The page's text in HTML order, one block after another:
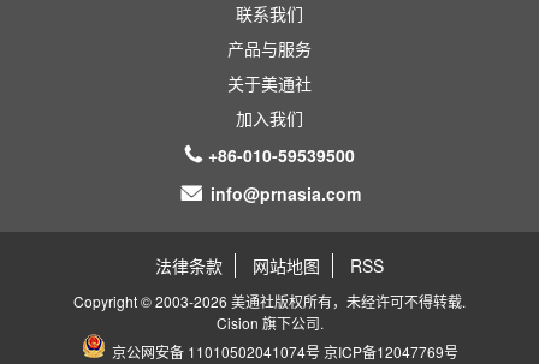
联系我们
产品与服务
关于美通社
加入我们
+86-010-59539500
info@prnasia.com
法律条款 网站地图 RSS
Copyright © 2003-2026 美通社版权所有，未经许可不得转载.
Cision 旗下公司.
京公网安备 11010502041074号 京ICP备12047769号